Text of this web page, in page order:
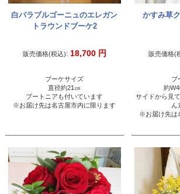
白バラブルゴーニュのエレガン
トラウンドブーケ2
販売価格(税込): 18,700 円
ブーケサイズ
直径約21㎝
ブートニアも付いています
※お届け先は名古屋市内に限ります
かすみ草
販売価格(
ブ
約
サイドから見
ん
※お届け先は